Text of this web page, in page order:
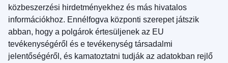
közbeszerzési hirdetményekhez és más hivatalos
információkhoz. Ennélfogva központi szerepet játszik
abban, hogy a polgárok értesüljenek az EU
tevékenységéről és e tevékenység társadalmi
jelentőségéről, és kamatoztatni tudják az adatokban rejlő